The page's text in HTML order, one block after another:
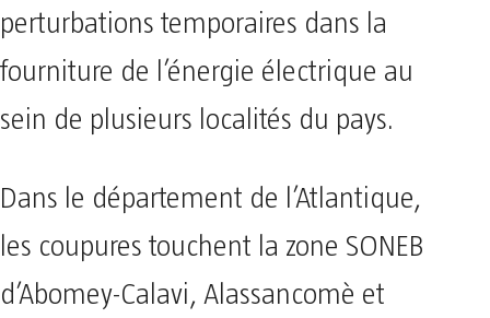
perturbations temporaires dans la
fourniture de l’énergie électrique au
sein de plusieurs localités du pays.
​Dans le département de l’Atlantique,
les coupures touchent la zone SONEB
d’Abomey-Calavi, Alassancomè et